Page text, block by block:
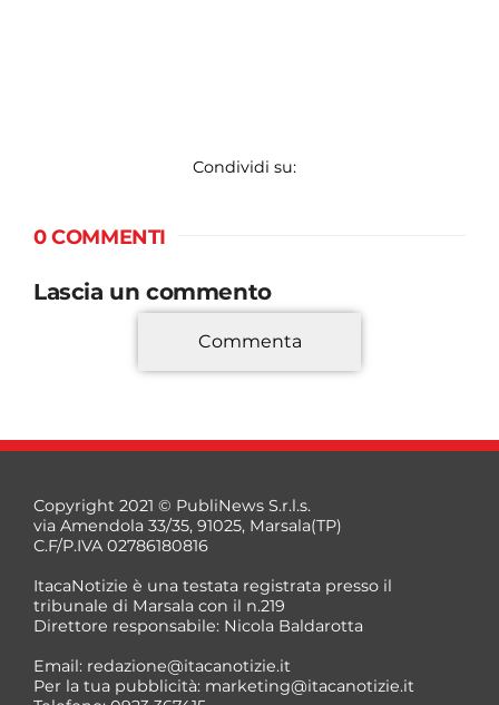
Condividi su:
0 COMMENTI
Lascia un commento
*
*
Commenta
Copyright 2021 © PubliNews S.r.l.s.
via Amendola 33/35, 91025, Marsala(TP)
C.F/P.IVA 02786180816
ItacaNotizie è una testata registrata presso il
tribunale di Marsala con il n.219
Direttore responsabile: Nicola Baldarotta
Email: redazione@itacanotizie.it
Per la tua pubblicità: marketing@itacanotizie.it